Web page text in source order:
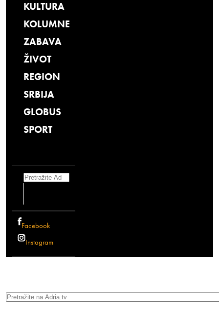
KULTURA
KOLUMNE
ZABAVA
ŽIVOT
REGION
SRBIJA
GLOBUS
SPORT
Search
Facebook
Instagram
Search